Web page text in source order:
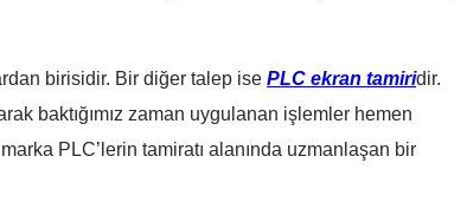
birisidir. Bir diğer talep ise PLC ekran tamiridir.
baktığımız zaman uygulanan işlemler hemen
PLC’lerin tamiratı alanında uzmanlaşan bir